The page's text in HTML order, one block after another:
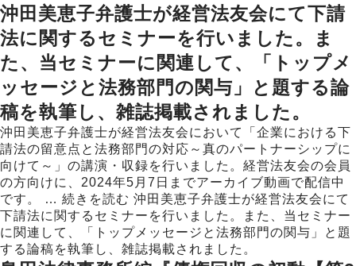
沖田美恵子弁護士が経営法友会にて下請
法に関するセミナーを行いました。ま
た、当セミナーに関連して、「トップメ
ッセージと法務部門の関与」と題する論
稿を執筆し、雑誌掲載されました。
沖田美恵子弁護士が経営法友会において「企業における下
請法の留意点と法務部門の対応～真のパートナーシップに
向けて～」の講演・収録を行いました。経営法友会の会員
の方向けに、2024年5月7日までアーカイブ動画で配信中
です。 … 続きを読む 沖田美恵子弁護士が経営法友会にて
下請法に関するセミナーを行いました。また、当セミナー
に関連して、「トップメッセージと法務部門の関与」と題
する論稿を執筆し、雑誌掲載されました。